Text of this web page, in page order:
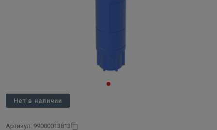
Нет в наличии
Артикул: 99000013813